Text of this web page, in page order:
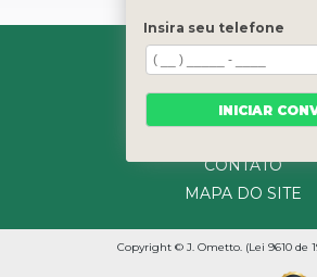
HOME
SOBRE NÓS
SERVIÇOS
CONTATO
MAPA DO SITE
Copyright © J. Ometto. (Lei 9610 de
Insira seu telefone
INICIAR